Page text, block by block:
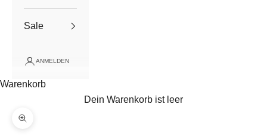
Sale
ANMELDEN
Warenkorb
Dein Warenkorb ist leer
Bild vergrößern